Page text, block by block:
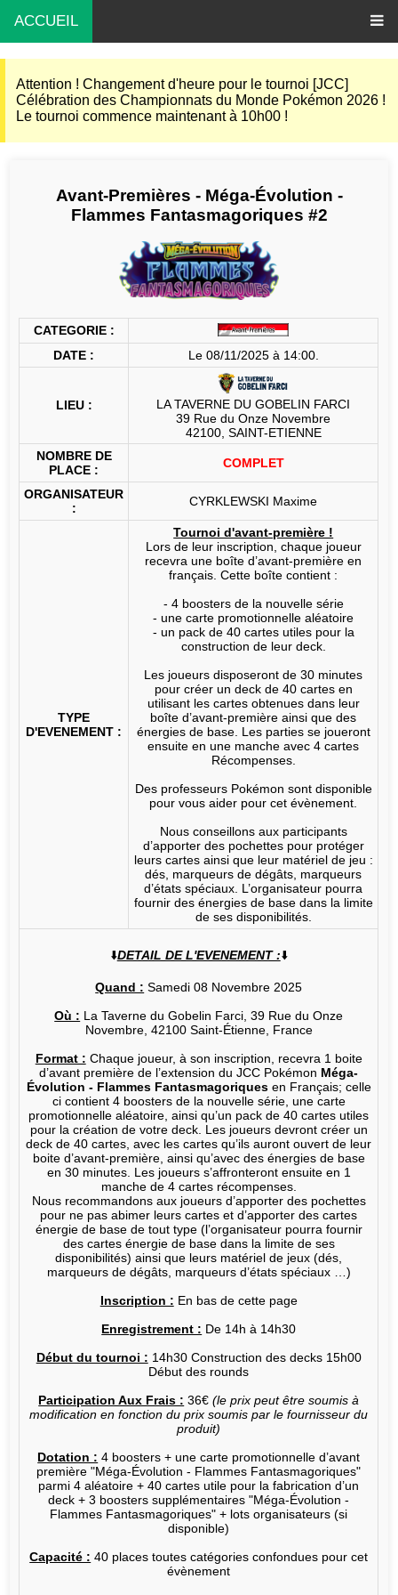
ACCUEIL
Attention ! Changement d'heure pour le tournoi [JCC]
Célébration des Championnats du Monde Pokémon 2026 !
Le tournoi commence maintenant à 10h00 !
Avant-Premières - Méga-Évolution -
Flammes Fantasmagoriques #2
CATEGORIE :
DATE :
Le 08/11/2025 à 14:00.
LIEU :
LA TAVERNE DU GOBELIN FARCI
39 Rue du Onze Novembre
42100, SAINT-ETIENNE
NOMBRE DE
PLACE :
COMPLET
ORGANISATEUR
:
CYRKLEWSKI Maxime
TYPE
D'EVENEMENT :
Tournoi d'avant-première !
Lors de leur inscription, chaque joueur
recevra une boîte d’avant-première en
français. Cette boîte contient :
- 4 boosters de la nouvelle série
- une carte promotionnelle aléatoire
- un pack de 40 cartes utiles pour la
construction de leur deck.
Les joueurs disposeront de 30 minutes
pour créer un deck de 40 cartes en
utilisant les cartes obtenues dans leur
boîte d’avant-première ainsi que des
énergies de base. Les parties se joueront
ensuite en une manche avec 4 cartes
Récompenses.
Des professeurs Pokémon sont disponible
pour vous aider pour cet évènement.
Nous conseillons aux participants
d’apporter des pochettes pour protéger
leurs cartes ainsi que leur matériel de jeu :
dés, marqueurs de dégâts, marqueurs
d’états spéciaux. L’organisateur pourra
fournir des énergies de base dans la limite
de ses disponibilités.
⬇️DETAIL DE L'EVENEMENT :⬇️
Quand : Samedi 08 Novembre 2025
Où : La Taverne du Gobelin Farci, 39 Rue du Onze
Novembre, 42100 Saint-Étienne, France
Format : Chaque joueur, à son inscription, recevra 1 boite
d’avant première de l’extension du JCC Pokémon Méga-
Évolution - Flammes Fantasmagoriquesen Français; celle
ci contient 4 boosters de la nouvelle série, une carte
promotionnelle aléatoire, ainsi qu’un pack de 40 cartes utiles
pour la création de votre deck. Les joueurs devront créer un
deck de 40 cartes, avec les cartes qu’ils auront ouvert de leur
boite d’avant-première, ainsi qu’avec des énergies de base
en 30 minutes. Les joueurs s’affronteront ensuite en 1
manche de 4 cartes récompenses.
Nous recommandons aux joueurs d’apporter des pochettes
pour ne pas abimer leurs cartes et d’apporter des cartes
énergie de base de tout type (l’organisateur pourra fournir
des cartes énergie de base dans la limite de ses
disponibilités) ainsi que leurs matériel de jeux (dés,
marqueurs de dégâts, marqueurs d’états spéciaux …)
Inscription : En bas de cette page
Enregistrement : De 14h à 14h30
Début du tournoi : 14h30 Construction des decks 15h00
Début des rounds
Participation Aux Frais : 36€(le prix peut être soumis à
modification en fonction du prix soumis par le fournisseur du
produit)
Dotation : 4 boosters + une carte promotionnelle d’avant
première "Méga-Évolution - Flammes Fantasmagoriques"
parmi 4 aléatoire + 40 cartes utile pour la fabrication d’un
deck + 3 boosters supplémentaires "Méga-Évolution -
Flammes Fantasmagoriques" + lots organisateurs (si
disponible)
Capacité : 40 places toutes catégories confondues pour cet
évènement